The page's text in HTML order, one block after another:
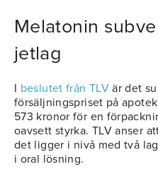
Melatonin
jetlag
I beslutet från TLV är det
försäljningspriset på
573 kronor för en
oavsett styrka. TLV anser
det ligger i nivå med två
i oral lösning.